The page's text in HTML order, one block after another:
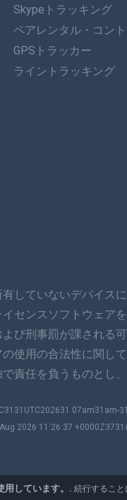
用しています。. 続行するこ
Skypeトラッキング
ペアレンタル・コン
GPSトラッカー
ライントラッキング
していないデバイス
センスソフトウェ
び刑事罰が課される
使用の合法性に関
責任を負うものとし
2026 11:26:37